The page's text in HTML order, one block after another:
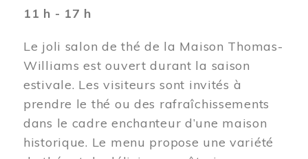
11 h - 17 h
Le joli salon de thé de la Maison Thomas-
Williams est ouvert durant la saison
estivale. Les visiteurs sont invités à
prendre le thé ou des rafraîchissements
dans le cadre enchanteur d’une maison
historique. Le menu propose une variété